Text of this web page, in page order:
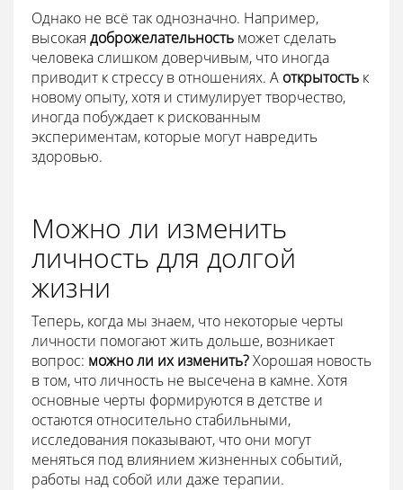
Однако не всё так однозначно. Например,
высокая доброжелательность может сделать
человека слишком доверчивым, что иногда
приводит к стрессу в отношениях. А открытость к
новому опыту, хотя и стимулирует творчество,
иногда побуждает к рискованным
экспериментам, которые могут навредить
здоровью.
Можно ли изменить
личность для долгой
жизни
Теперь, когда мы знаем, что некоторые черты
личности помогают жить дольше, возникает
вопрос: можно ли их изменить?Хорошая новость
в том, что личность не высечена в камне. Хотя
основные черты формируются в детстве и
остаются относительно стабильными,
исследования показывают, что они могут
меняться под влиянием жизненных событий,
работы над собой или даже терапии.